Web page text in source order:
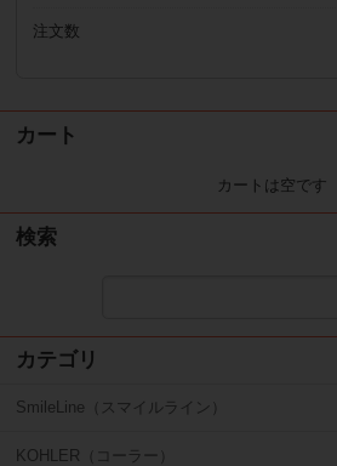
注文数
カート
カートは空です
検索
カテゴリ
SmileLine（スマイルライン）
KOHLER（コーラー）